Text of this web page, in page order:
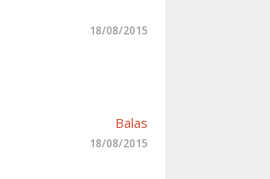
18/08/2015
Balas
18/08/2015